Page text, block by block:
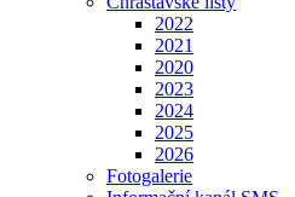
2022
2021
2020
2023
2024
2025
2026
Fotogalerie